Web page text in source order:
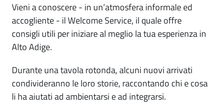
Vieni a conoscere - in un’atmosfera informale ed
accogliente - il Welcome Service, il quale offre
consigli utili per iniziare al meglio la tua esperienza in
Alto Adige.
Durante una tavola rotonda, alcuni nuovi arrivati
condivideranno le loro storie, raccontando chi e cosa
li ha aiutati ad ambientarsi e ad integrarsi.